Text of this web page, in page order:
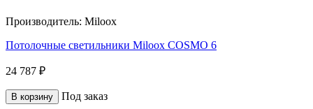
Производитель: Miloox
Потолочные светильники Miloox COSMO 6
24 787 ₽
В корзину Под заказ